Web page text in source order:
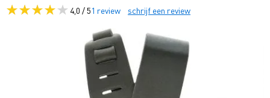
4,0 / 51 review schrijf een review